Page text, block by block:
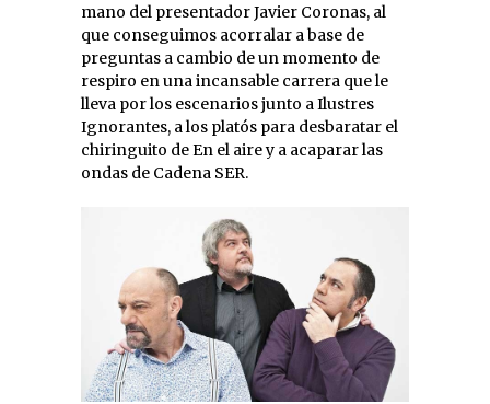
mano del presentador Javier Coronas, al
que conseguimos acorralar a base de
preguntas a cambio de un momento de
respiro en una incansable carrera que le
lleva por los escenarios junto a Ilustres
Ignorantes, a los platós para desbaratar el
chiringuito de En el aire y a acaparar las
ondas de Cadena SER.